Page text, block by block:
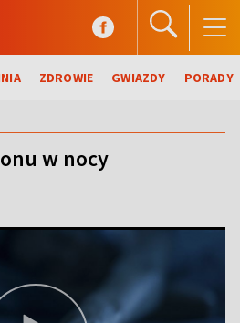
ZDROWIE GWIAZDY PORADY
w nocy